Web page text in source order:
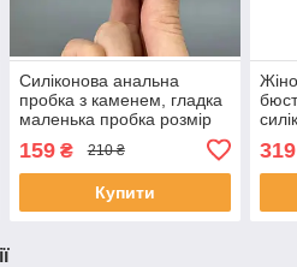
Силіконова анальна
пробка з каменем, гладка
маленька пробка розмір
159₴ 210 ₴
Купити
319